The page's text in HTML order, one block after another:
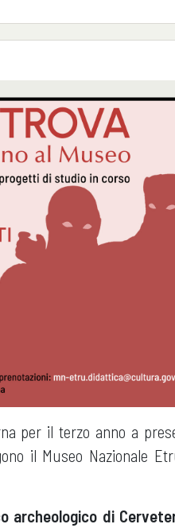
per il terzo anno a
il Museo Nazionale
archeologico di